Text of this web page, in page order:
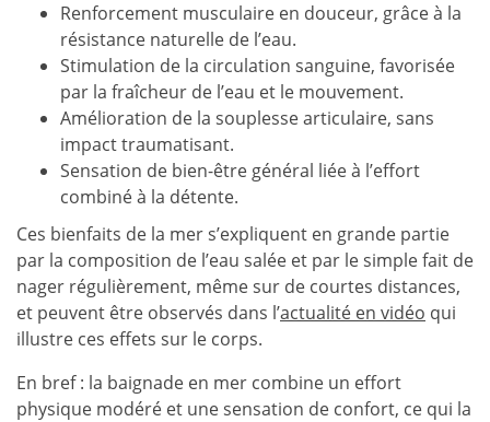
Renforcement musculaire en douceur, grâce à la
résistance naturelle de l’eau.
Stimulation de la circulation sanguine, favorisée
par la fraîcheur de l’eau et le mouvement.
Amélioration de la souplesse articulaire, sans
impact traumatisant.
Sensation de bien-être général liée à l’effort
combiné à la détente.
Ces bienfaits de la mer s’expliquent en grande partie
par la composition de l’eau salée et par le simple fait de
nager régulièrement, même sur de courtes distances,
et peuvent être observés dans l’actualité en vidéo qui
illustre ces effets sur le corps.
En bref : la baignade en mer combine un effort
physique modéré et une sensation de confort, ce qui la